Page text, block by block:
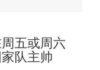
五或周六
队主帅